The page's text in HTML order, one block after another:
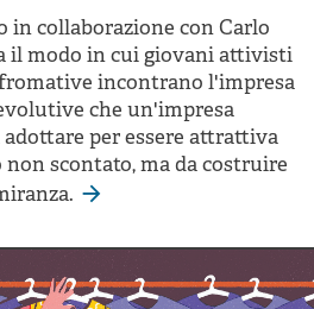
in collaborazione con Carlo
il modo in cui giovani attivisti
incontrano l'impresa
che un'impresa
adottare per essere attrattiva
scontato, ma da costruire